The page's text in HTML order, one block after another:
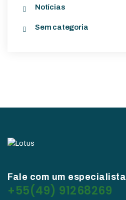
Notícias
Sem categoria
Fale com um especialista
+55(49) 91268269